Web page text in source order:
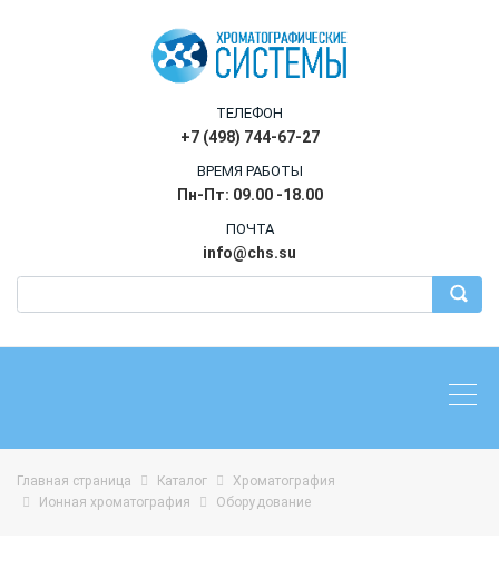
ТЕЛЕФОН
+7 (498) 744-67-27
ВРЕМЯ РАБОТЫ
Пн-Пт: 09.00 -18.00
ПОЧТА
info@chs.su
Главная страница Каталог
Хроматография
Ионная хроматография
Оборудование